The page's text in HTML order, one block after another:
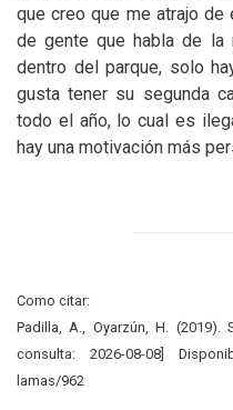
que creo que me atrajo
de gente que habla de la
dentro del parque, solo
gusta tener su segunda
todo el año, lo cual es
hay una motivación más
Como citar:
Padilla, A., Oyarzún, H. (2019).
consulta: 2026-08-08]
lamas/962